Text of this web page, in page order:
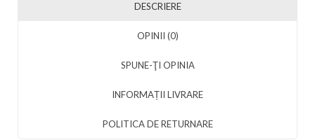
DESCRIERE
OPINII (0)
SPUNE-ŢI OPINIA
INFORMAȚII LIVRARE
POLITICA DE RETURNARE